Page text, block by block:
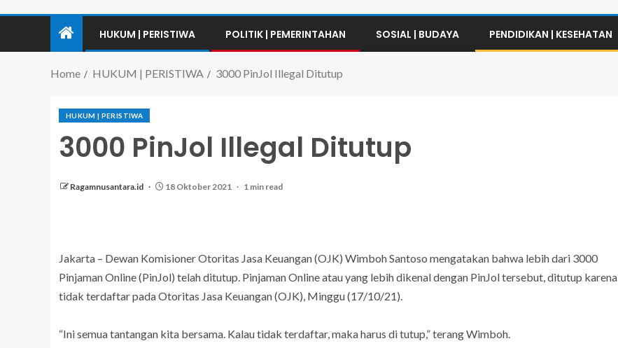
HUKUM | PERISTIWA POLITIK | PEMERINTAHAN SOSIAL | BUDAYA PENDIDIKAN | KESEHATAN
Home HUKUM | PERISTIWA 3000 PinJol Illegal Ditutup
HUKUM | PERISTIWA
3000 PinJol Illegal Ditutup
Ragamnusantara.id 18 Oktober 2021 1 min read
Jakarta – Dewan Komisioner Otoritas Jasa Keuangan (OJK) Wimboh Santoso mengatakan bahwa lebih dari 3000
Pinjaman Online (PinJol) telah ditutup. Pinjaman Online atau yang lebih dikenal dengan PinJol tersebut, ditutup karena
tidak terdaftar pada Otoritas Jasa Keuangan (OJK), Minggu (17/10/21).
“Ini semua tantangan kita bersama. Kalau tidak terdaftar, maka harus di tutup,” terang Wimboh.